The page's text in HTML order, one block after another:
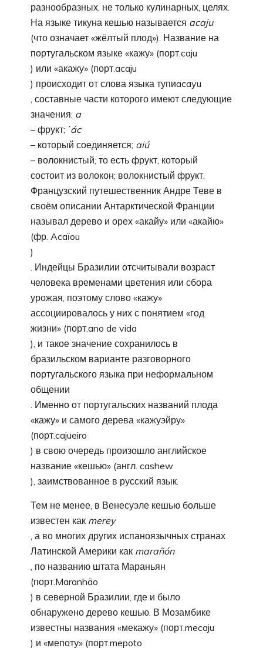
разнообразных, не только кулинарных, целях.
На языке тикуна кешью называется acaju
(что означает «жёлтый плод»). Название на
португальском языке «кажу» (порт.caju
) или «акажу» (порт.acaju
) происходит от слова языка тупиacayu
, составные части которого имеют следующие
значения: a
– фрукт; ´ác
– который соединяется; aiú
– волокнистый; то есть фрукт, который
состоит из волокон; волокнистый фрукт.
Французский путешественник Андре Теве в
своём описании Антарктической Франции
называл дерево и орех «акайу» или «акайю»
(фр. Acaïou
)
. Индейцы Бразилии отсчитывали возраст
человека временами цветения или сбора
урожая, поэтому слово «кажу»
ассоциировалось у них с понятием «год
жизни» (порт.ano de vida
), и такое значение сохранилось в
бразильском варианте разговорного
португальского языка при неформальном
общении
. Именно от португальских названий плода
«кажу» и самого дерева «кажуэйру»
(порт.cajueiro
) в свою очередь произошло английское
название «кешью» (англ. cashew
), заимствованное в русский язык.
Тем не менее, в Венесуэле кешью больше
известен как merey
, а во многих других испаноязычных странах
Латинской Америки как marañón
, по названию штата Мараньян
(порт.Maranhão
) в северной Бразилии, где и было
обнаружено дерево кешью. В Мозамбике
известны названия «мекажу» (порт.mecaju
) и «мепоту» (порт.mepoto